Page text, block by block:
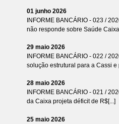
01 junho 2026
INFORME BANCÁRIO - 023 /
não responde sobre Saúde
29 maio 2026
INFORME BANCÁRIO - 022 /
solução estrutural para a Cassi e
28 maio 2026
INFORME BANCÁRIO - 021 /
da Caixa projeta déficit de R$[...]
25 maio 2026